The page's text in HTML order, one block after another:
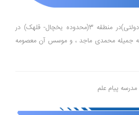
مدرسهپیام علم دخترانه(غیر دولتی)در منطقه 3(محدوده یخچال- قلهک) در
جمیله محمدی ماجد ، و موسس آن معصومه
پیام علم